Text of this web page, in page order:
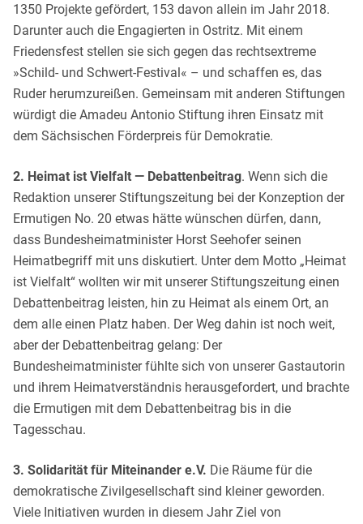
1350 Projekte gefördert, 153 davon allein im Jahr 2018.
Darunter auch die Engagierten in Ostritz. Mit einem
Friedensfest stellen sie sich gegen das rechtsextreme
»Schild- und Schwert-Festival« – und schaffen es, das
Ruder herumzureißen. Gemeinsam mit anderen Stiftungen
würdigt die Amadeu Antonio Stiftung ihren Einsatz mit
dem Sächsischen Förderpreis für Demokratie.
2. Heimat ist Vielfalt — Debattenbeitrag. Wenn sich die
Redaktion unserer Stiftungszeitung bei der Konzeption der
Ermutigen No. 20 etwas hätte wünschen dürfen, dann,
dass Bundesheimatminister Horst Seehofer seinen
Heimatbegriff mit uns diskutiert. Unter dem Motto „Heimat
ist Vielfalt“ wollten wir mit unserer Stiftungszeitung einen
Debattenbeitrag leisten, hin zu Heimat als einem Ort, an
dem alle einen Platz haben. Der Weg dahin ist noch weit,
aber der Debattenbeitrag gelang: Der
Bundesheimatminister fühlte sich von unserer Gastautorin
und ihrem Heimatverständnis herausgefordert, und brachte
die Ermutigen mit dem Debattenbeitrag bis in die
Tagesschau.
3. Solidarität für Miteinander e.V. Die Räume für die
demokratische Zivilgesellschaft sind kleiner geworden.
Viele Initiativen wurden in diesem Jahr Ziel von